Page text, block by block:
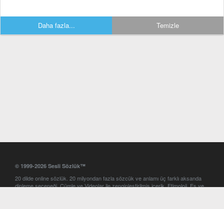
Daha fazla... Temizle
© 1999-2026 Sesli Sözlük™
20 dilde online sözlük. 20 milyondan fazla sözcük ve anlamı üç farklı aksanda
dinleme seçeneği. Cümle ve Videolar ile zenginleştirilmiş içerik. Etimoloji, Eş ve